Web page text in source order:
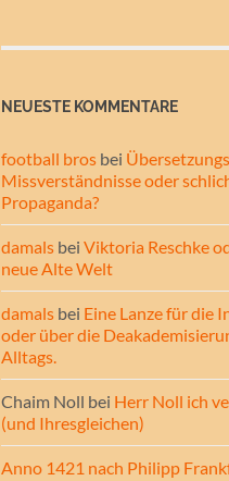
NEUESTE KOMMENTARE
football bros bei
Missverständnisse oder
Propaganda?
damals bei Viktoria Reschke
neue Alte Welt
damals bei Eine Lanze für die
oder über die
Alltags.
Chaim Noll bei Herr Noll ich
(und Ihresgleichen)
Anno 1421 nach Philipp